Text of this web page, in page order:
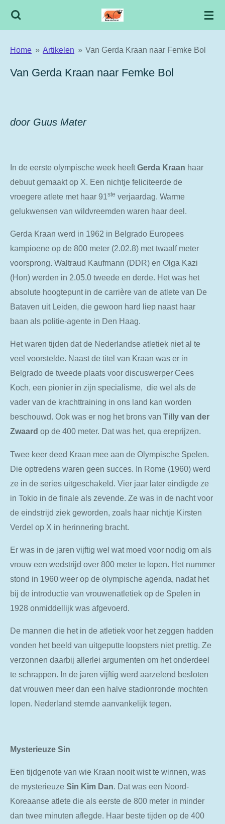
Ga
de
hoofdinhoud
Home » Artikelen » Van Gerda Kraan naar Femke Bol
Van Gerda Kraan naar Femke Bol
door Guus Mater
In de eerste olympische week heeftGerda Kraan haar
debuut gemaakt op X. Een nichtje feliciteerde de
vroegere atlete met haar 91ste verjaardag. Warme
gelukwensen van wildvreemden waren haar deel.
Gerda Kraan werd in 1962 in Belgrado Europees
kampioene op de 800 meter (2.02.8) met twaalf meter
voorsprong. Waltraud Kaufmann (DDR) en Olga Kazi
(Hon) werden in 2.05.0 tweede en derde. Het was het
absolute hoogtepunt in de carrière van de atlete van De
Bataven uit Leiden, die gewoon hard liep naast haar
baan als politie-agente in Den Haag.
Het waren tijden dat de Nederlandse atletiek niet al te
veel voorstelde. Naast de titel van Kraan was er in
Belgrado de tweede plaats voor discuswerper Cees
Koch, een pionier in zijn specialisme, die wel als de
vader van de krachttraining in ons land kan worden
beschouwd. Ook was er nog het brons van Tilly van der
Zwaard op de 400 meter. Dat was het, qua ereprijzen.
Twee keer deed Kraan mee aan de Olympische Spelen.
Die optredens waren geen succes. In Rome (1960) werd
ze in de series uitgeschakeld. Vier jaar later eindigde ze
in Tokio in de finale als zevende. Ze was in de nacht voor
de eindstrijd ziek geworden, zoals haar nichtje Kirsten
Verdel op X in herinnering bracht.
Er was in de jaren vijftig wel wat moed voor nodig om als
vrouw een wedstrijd over 800 meter te lopen. Het nummer
stond in 1960 weer op de olympische agenda, nadat het
bij de introductie van vrouwenatletiek op de Spelen in
1928 onmiddellijk was afgevoerd.
De mannen die het in de atletiek voor het zeggen hadden
vonden het beeld van uitgeputte loopsters niet prettig. Ze
verzonnen daarbij allerlei argumenten om het onderdeel
te schrappen. In de jaren vijftig werd aarzelend besloten
dat vrouwen meer dan een halve stadionronde mochten
lopen. Nederland stemde aanvankelijk tegen.
Mysterieuze Sin
Een tijdgenote van wie Kraan nooit wist te winnen, was
de mysterieuze Sin Kim Dan. Dat was een Noord-
Koreaanse atlete die als eerste de 800 meter in minder
dan twee minuten aflegde. Haar beste tijden op de 400